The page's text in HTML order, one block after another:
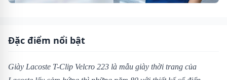
Đặc điểm nổi bật
Giày Lacoste T-Clip Velcro 223 là mẫu giày thời trang của